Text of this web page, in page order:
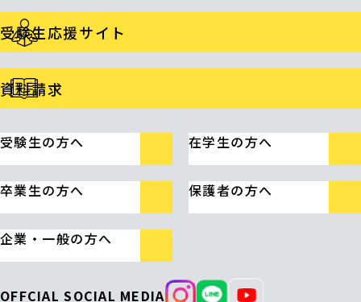
受験生応援サイト
資料請求
受験生の方へ 在学生の方へ
卒業生の方へ 保護者の方へ
企業・一般の方へ
OFFCIAL SOCIAL MEDIA